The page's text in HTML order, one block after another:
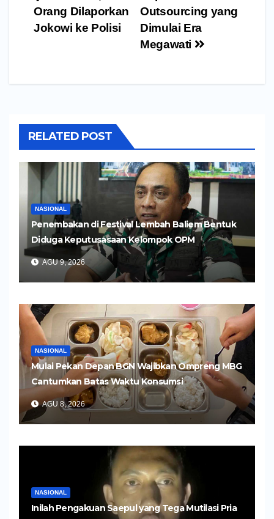
Outsourcing yang
Dimulai Era
Megawati
Orang Dilaporkan
Jokowi ke Polisi
RELATED POST
NASIONAL
Penembakan di Festival Lembah Baliem Bentuk
Diduga Keputusasaan Kelompok OPM
AGU 9, 2026
NASIONAL
Mulai Pekan Depan BGN Wajibkan Ompreng MBG
Cantumkan Batas Waktu Konsumsi
AGU 8, 2026
NASIONAL
Inilah Pengakuan Saepul yang Tega Mutilasi Pria